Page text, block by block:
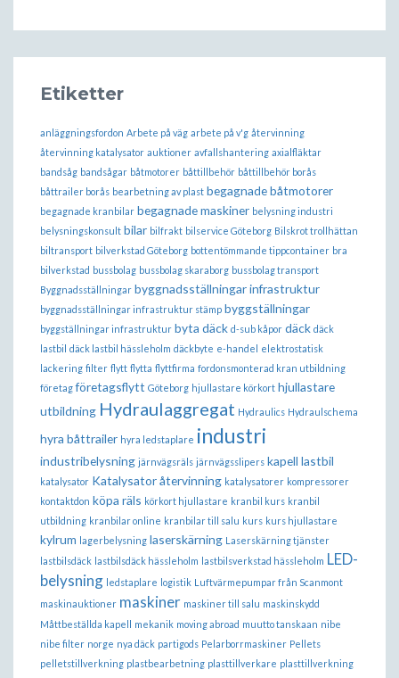
Etiketter
anläggningsfordon Arbete på väg arbete på v'g återvinning
återvinning katalysator auktioner avfallshantering axialfläktar
bandsåg bandsågar båtmotorer båttillbehör båttillbehör borås
båttrailer borås bearbetning av plast begagnade båtmotorer
begagnade kranbilar begagnade maskiner belysning industri
belysningskonsult bilar bilfrakt bilservice Göteborg Bilskrot trollhättan
biltransport bilverkstad Göteborg bottentömmande tippcontainer bra
bilverkstad bussbolag bussbolag skaraborg bussbolag transport
Byggnadsställningar byggnadsställningar infrastruktur
byggnadsställningar infrastruktur stämp byggställningar
byggställningar infrastruktur byta däck d-sub kåpor däck däck
lastbil däck lastbil hässleholm däckbyte e-handel elektrostatisk
lackering filter flytt flytta flyttfirma fordonsmonterad kran utbildning
företag företagsflytt Göteborg hjullastare körkort hjullastare
utbildning Hydraulaggregat Hydraulics Hydraulschema
hyra båttrailer hyra ledstaplare industri
industribelysning järnvägsräls järnvägsslipers kapell lastbil
katalysator Katalysator återvinning katalysatorer kompressorer
kontaktdon köpa räls körkort hjullastare kranbil kurs kranbil
utbildning kranbilar online kranbilar till salu kurs kurs hjullastare
kylrum lagerbelysning laserskärning Laserskärning tjänster
lastbilsdäck lastbilsdäck hässleholm lastbilsverkstad hässleholm LED-
belysning ledstaplare logistik Luftvärmepumpar från Scanmont
maskinauktioner maskiner maskiner till salu maskinskydd
Måttbeställda kapell mekanik moving abroad muutto tanskaan nibe
nibe filter norge nya däck partigods Pelarborrmaskiner Pellets
pelletstillverkning plastbearbetning plasttillverkare plasttillverkning